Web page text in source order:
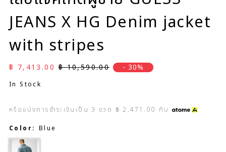
JEANS X HG Denim jacket
with stripes
ราคาลด
฿ 7,413.00 ราคาปกติ
฿ 10,590.00 - 30%
In Stock
หรือแบ่งการชำระเงินเป็น3 งวด ฿ 2,471.00 กับ
Color: Blue